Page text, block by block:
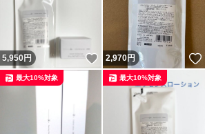
いいね！
5,950円 いいね！
2,970円
最大10%対象 最大10%対象